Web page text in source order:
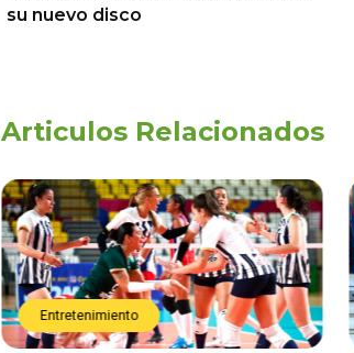
su nuevo disco
Articulos Relacionados
Entretenimiento